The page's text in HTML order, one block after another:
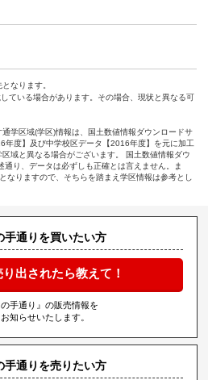
なります。
ている場合があります。その場合、現状と異なる可
学区域(学区)情報は、国土数値情報ダウンロードサ
年度】及び中学校区データ【2016年度】を元に加工
域と異なる場合がございます。 国土数値情報ダウ
り、データは必ずしも正確とは言えません。ま
なりますので、そちらを踏まえ学区情報は参考とし
手通りを買いたい方
出されたら教えて！
の手通り』の販売情報を
知らせいたします。
手通りを売りたい方